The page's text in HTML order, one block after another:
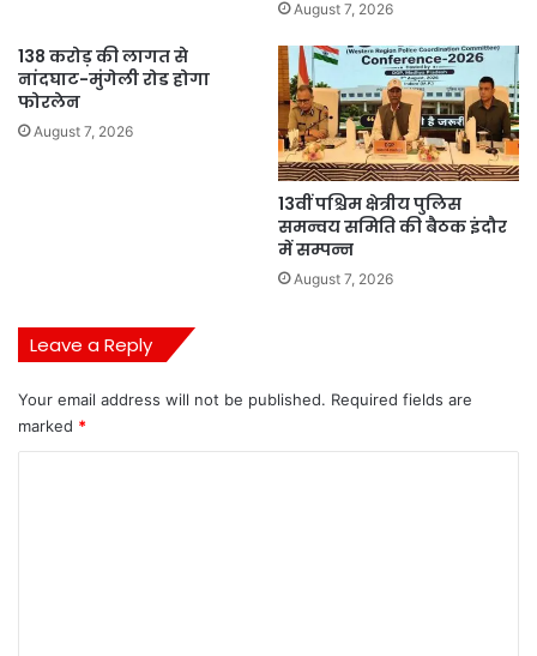
August 7, 2026
138 करोड़ की लागत से
नांदघाट-मुंगेली रोड होगा
फोरलेन
August 7, 2026
13वीं पश्चिम क्षेत्रीय पुलिस
समन्वय समिति की बैठक इंदौर
में सम्पन्न
August 7, 2026
Leave a Reply
Your email address will not be published. Required fields are
marked *